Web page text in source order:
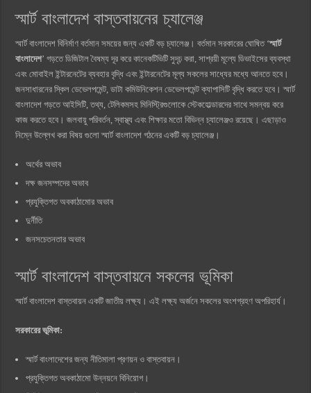
স্মার্ট বাংলাদেশ বাস্তবায়নের চ্যালেঞ্জ
স্মার্ট বাংলাদেশ বিনির্মাণ বর্তমান সময়ের জন্য একটি বড় চ্যালেঞ্জ। বর্তমান সরকারের ঘোষিত ‘স্মার্ট
বাংলাদেশ’ গড়তে ডিজিটাল বৈষম্য দূর করে কানেকটিভিটি সুদৃঢ় করা, সাশ্রয়ী মূল্যে ডিভাইসের ব্যবস্থা
এবং মোবাইল ইন্টারনেটের ব্যবহার বৃদ্ধি এবং ইন্টারনেটের মূল্য সকলের সাধ্যের মধ্যে আনতে হবে।
জনসাধারনের স্কিল ডেভেলপমেন্ট, ডাটা কমিউনিকেশন ডেভেলপমেন্ট ক্যাপাসিটি বৃদ্ধি করতে হবে। স্মার্ট
বাংলাদেশ গড়তে আইসিটি, তথ্য, টেলিকমসহ মিনিস্ট্রিগুলোকে স্টেকহোল্ডারদের সাথে সমন্বয় করে
কাজ করতে হবে। জলবায়ু পরিবর্তন, স্বাস্থ্য এবং শিক্ষার মতো বিভিন্ন চ্যালেঞ্জও রয়েছে। এছাড়াও
নিম্নে উল্লেখ করা বিষয় গুলো স্মার্ট বাংলাদেশ গঠনের একটি বড়চ্যালেঞ্জ।
অর্থের অভাব
দক্ষ জনসম্পদের অভাব
প্রযুক্তিগত অবকাঠামোর অভাব
দুর্নীতি
জনসচেতনতার অভাব
স্মার্ট বাংলাদেশ বাস্তবায়নে সকলের ভূমিকা
স্মার্ট বাংলাদেশ বাস্তবায়ন একটি জাতীয় লক্ষ্য। এই লক্ষ্য অর্জনে সকলের অংশগ্রহণ অপরিহার্য।
সরকারের ভূমিকা:
স্মার্ট বাংলাদেশের জন্য নীতিমালা প্রণয়ন ও বাস্তবায়ন।
প্রযুক্তিগত অবকাঠামো উন্নয়নে বিনিয়োগ।